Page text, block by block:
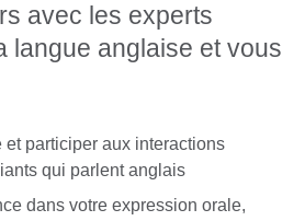
avec les experts
langue anglaise et vous
et participer aux interactions
qui parlent anglais
dans votre expression orale,